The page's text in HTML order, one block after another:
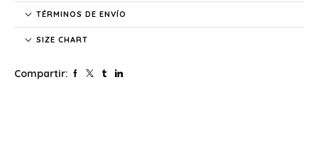
TÉRMINOS DE ENVÍO
SIZE CHART
Compartir: